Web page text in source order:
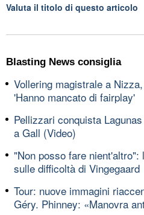
Valuta il titolo di questo articolo
Blasting News consiglia
Vollering magistrale a
'Hanno mancato di fairplay'
Pellizzari conquista
a Gall (Video)
"Non posso fare
sulle difficoltà di Vingegaard
Tour: nuove immagini
Géry. Phinney: «Manovra